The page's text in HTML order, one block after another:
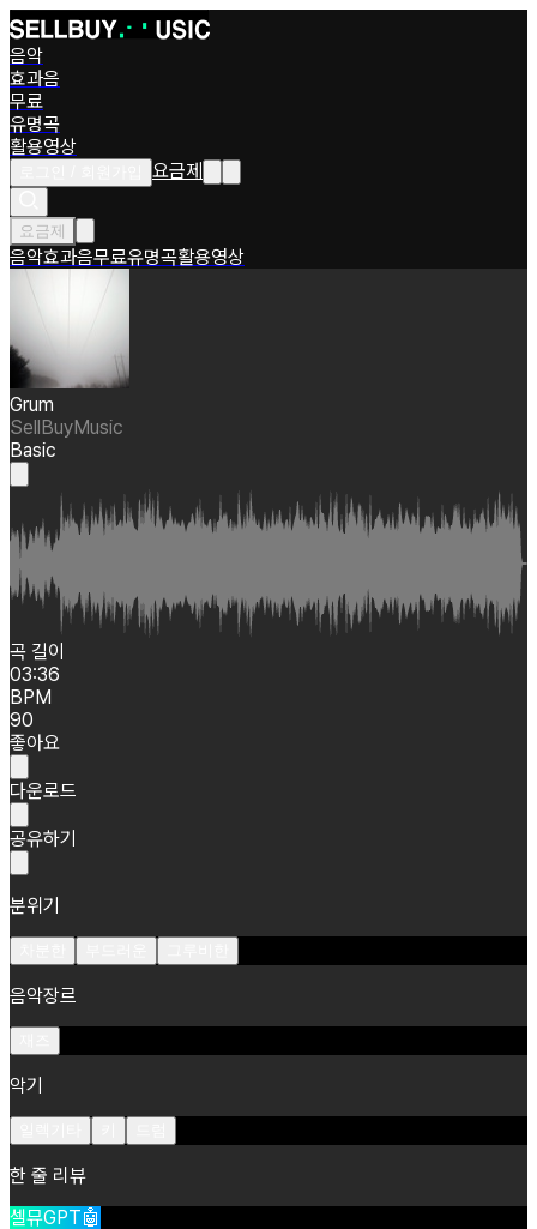
음악
효과음
무료
유명곡
활용영상
요금제
요금제
음악효과음무료유명곡활용영상
Grum
SellBuyMusic
Basic
곡 길이
03:36
BPM
90
좋아요
다운로드
공유하기
분위기
음악장르
악기
한 줄 리뷰
셀뮤GPT🤖